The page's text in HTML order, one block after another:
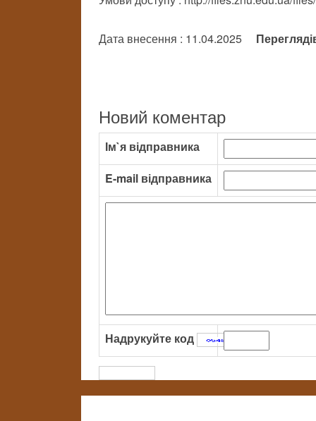
Дата внесення : 11.04.2025
Новий коментар
Ім`я відправника
E-mail відправника
Надрукуйте код